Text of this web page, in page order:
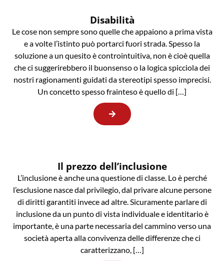
Disabilità
Le cose non sempre sono quelle che appaiono a prima vista
e a volte l’istinto può portarci fuori strada. Spesso la
soluzione a un quesito è controintuitiva, non è cioè quella
che ci suggerirebbero il buonsenso o la logica spicciola dei
nostri ragionamenti guidati da stereotipi spesso imprecisi.
Un concetto spesso frainteso è quello di […]
Il prezzo dell’inclusione
L’inclusione è anche una questione di classe. Lo è perché
l’esclusione nasce dal privilegio, dal privare alcune persone
di diritti garantiti invece ad altre. Sicuramente parlare di
inclusione da un punto di vista individuale e identitario è
importante, è una parte necessaria del cammino verso una
società aperta alla convivenza delle differenze che ci
caratterizzano, […]